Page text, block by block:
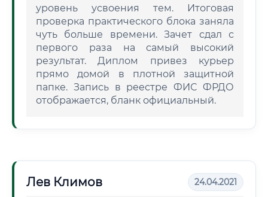
уровень усвоения тем. Итоговая
проверка практического блока заняла
чуть больше времени. Зачет сдал с
первого раза на самый высокий
результат. Диплом привез курьер
прямо домой в плотной защитной
папке. Запись в реестре ФИС ФРДО
отображается, бланк официальный.
Лев Климов 24.04.2021